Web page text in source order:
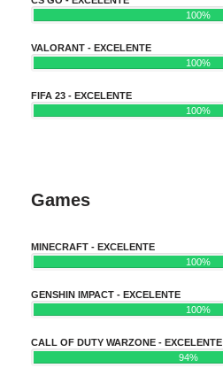
100%
VALORANT - EXCELENTE
100%
FIFA 23 - EXCELENTE
100%
Games
MINECRAFT - EXCELENTE
100%
GENSHIN IMPACT - EXCELENTE
100%
CALL OF DUTY WARZONE - EXCELENTE
94%